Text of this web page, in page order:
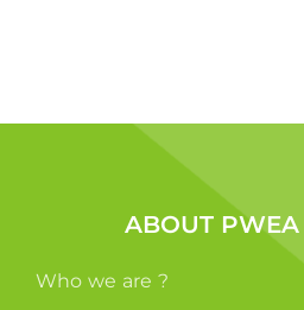
ABOUT PWEA
Who we are ?